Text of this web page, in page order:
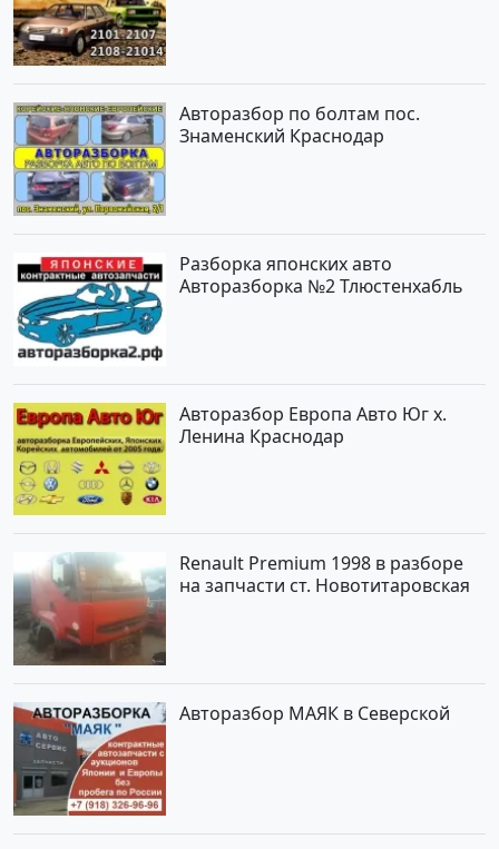
Авторазбор по болтам пос.
Знаменский Краснодар
Разборка японских авто
Авторазборка №2 Тлюстенхабль
Авторазбор Европа Авто Юг х.
Ленина Краснодар
Renault Premium 1998 в разборе
на запчасти ст. Новотитаровская
Авторазбор МАЯК в Северской